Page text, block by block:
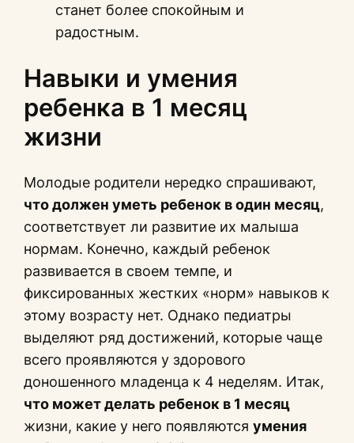
станет более спокойным и
радостным.
Навыки и умения
ребенка в 1 месяц
жизни
Молодые родители нередко спрашивают,
что должен уметь ребенок в один месяц,
соответствует ли развитие их малыша
нормам. Конечно, каждый ребенок
развивается в своем темпе, и
фиксированных жестких «норм» навыков к
этому возрасту нет. Однако педиатры
выделяют ряд достижений, которые чаще
всего проявляются у здорового
доношенного младенца к 4 неделям. Итак,
что может делать ребенок в 1 месяц
жизни, какие у него появляютсяумения